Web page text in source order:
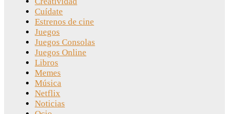
Cuídate
Estrenos de cine
Juegos
Juegos Consolas
Juegos Online
Libros
Memes
Música
Netflix
Noticias